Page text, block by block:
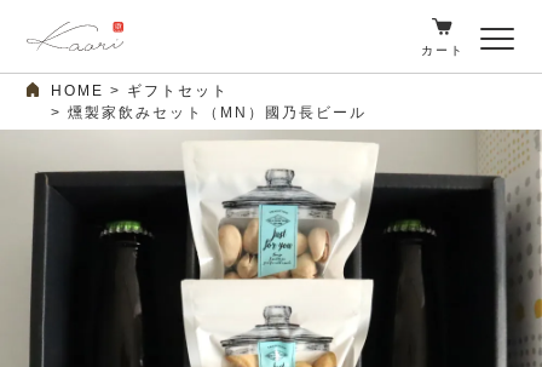
カート
HOME
ギフトセット
燻製家飲みセット（MN）國乃長ビール